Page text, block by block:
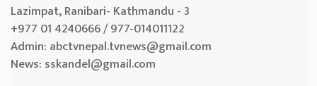
Lazimpat, Ranibari- Kathmandu - 3
+977 01 4240666 / 977-014011122
Admin: abctvnepal.tvnews@gmail.com
News: sskandel@gmail.com